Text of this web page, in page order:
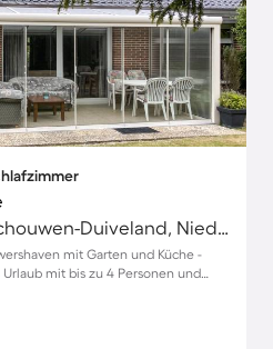
Brouwershaven, Schouwen-Duiveland, Niederlande
mit Garten und Küche -
mit bis zu 4 Personen und